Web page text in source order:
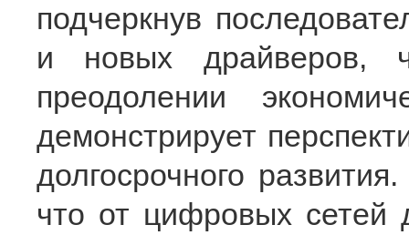
подчеркнув
и новых драйверов,
преодолении
демонстрирует
долгосрочного
что от цифровых сетей